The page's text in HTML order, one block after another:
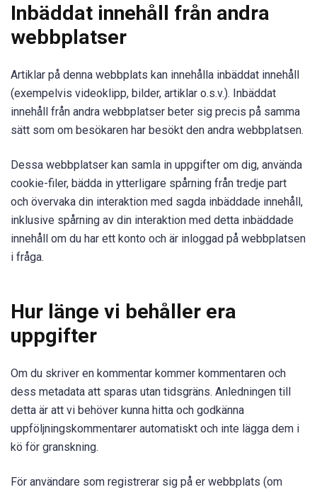
Inbäddat innehåll från andra
webbplatser
Artiklar på denna webbplats kan innehålla inbäddat innehåll
(exempelvis videoklipp, bilder, artiklar o.s.v.). Inbäddat
innehåll från andra webbplatser beter sig precis på samma
sätt som om besökaren har besökt den andra webbplatsen.
Dessa webbplatser kan samla in uppgifter om dig, använda
cookie-filer, bädda in ytterligare spårning från tredje part
och övervaka din interaktion med sagda inbäddade innehåll,
inklusive spårning av din interaktion med detta inbäddade
innehåll om du har ett konto och är inloggad på webbplatsen
i fråga.
Hur länge vi behåller era
uppgifter
Om du skriver en kommentar kommer kommentaren och
dess metadata att sparas utan tidsgräns. Anledningen till
detta är att vi behöver kunna hitta och godkänna
uppföljningskommentarer automatiskt och inte lägga dem i
kö för granskning.
För användare som registrerar sig på er webbplats (om